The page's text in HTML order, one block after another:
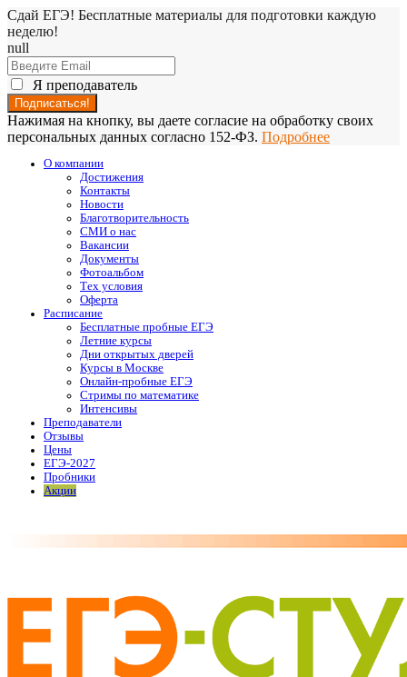
Сдай ЕГЭ! Бесплатные материалы для подготовки каждую
неделю!
null
Я преподаватель
Нажимая на кнопку, вы даете согласие на обработку своих
персональных данных согласно 152-ФЗ. Подробнее
О компании
Достижения
Контакты
Новости
Благотворительность
СМИ о нас
Вакансии
Документы
Фотоальбом
Тех условия
Оферта
Расписание
Бесплатные пробные ЕГЭ
Летние курсы
Дни открытых дверей
Курсы в Москве
Онлайн-пробные ЕГЭ
Стримы по математике
Интенсивы
Преподаватели
Отзывы
Цены
ЕГЭ-2027
Пробники
Акции